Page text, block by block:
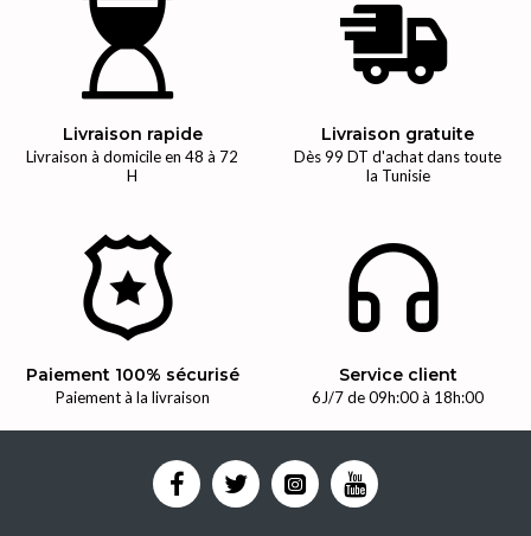
Livraison rapide
Livraison à domicile en 48 à 72
H
Livraison gratuite
Dès 99 DT d'achat dans toute
la Tunisie
Paiement 100% sécurisé
Paiement à la livraison
Service client
6J/7 de 09h:00 à 18h:00